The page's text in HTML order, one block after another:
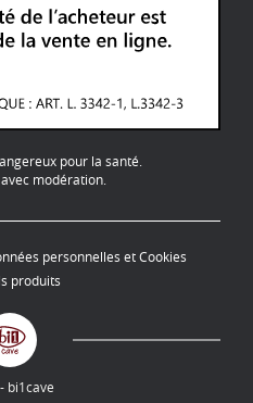
pour la santé.
modération.
personnelles et Cookies
produits
bi1cave